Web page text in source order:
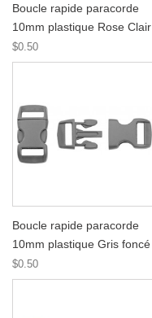
Boucle rapide paracorde
10mm plastique Rose Clair
$0.50
Boucle rapide paracorde
10mm plastique Gris foncé
$0.50